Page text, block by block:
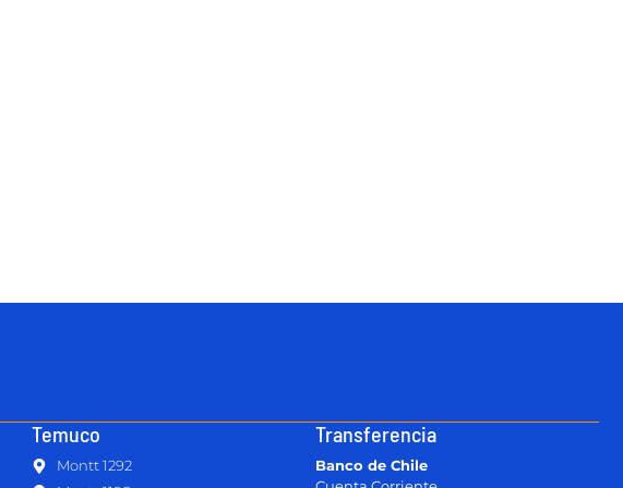
Temuco
Montt 1292
Transferencia
Banco de Chile